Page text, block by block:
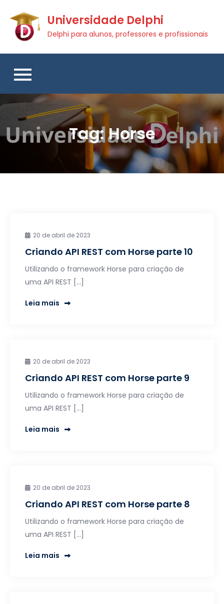
content
Universidade Delphi
Delphi para alunos, professores e profissionais
Tag:Horse
20 de abril de 2023
Criando API REST com Horse parte 10
Utilizando o framework Horse para criação de
uma API REST […]
Leia mais
20 de abril de 2023
Criando API REST com Horse parte 9
Utilizando o framework Horse para criação de
uma API REST […]
Leia mais
20 de abril de 2023
Criando API REST com Horse parte 8
Utilizando o framework Horse para criação de
uma API REST […]
Leia mais